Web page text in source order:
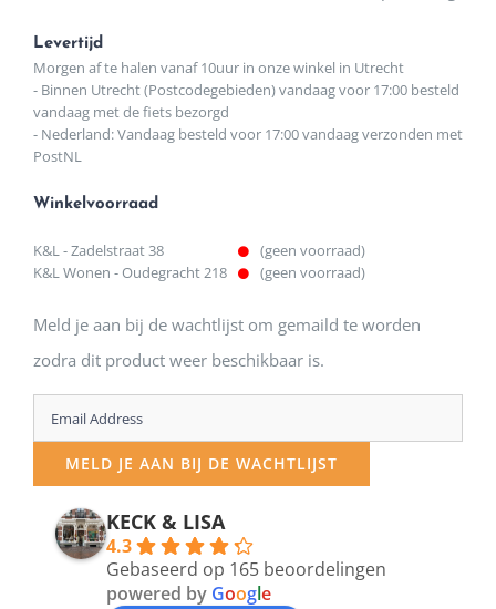
Levertijd
Morgen af te halen vanaf 10uur in onze winkel in Utrecht
- Binnen Utrecht (Postcodegebieden) vandaag voor 17:00 besteld
vandaag met de fiets bezorgd
- Nederland: Vandaag besteld voor 17:00 vandaag verzonden met
PostNL
Winkelvoorraad
K&L - Zadelstraat 38
(geen voorraad)
K&L Wonen - Oudegracht 218
(geen voorraad)
Meld je aan bij de wachtlijst om gemaild te worden
zodra dit product weer beschikbaar is.
Enter
your
email
address
MELD JE AAN BIJ DE WACHTLIJST
KECK & LISA
4.3
Gebaseerd op 165 beoordelingen
powered by Google